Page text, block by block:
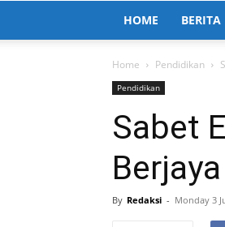
HOME BERITA
Home Pendidikan
Pendidikan
Sabet
By Redaksi - Monday 3